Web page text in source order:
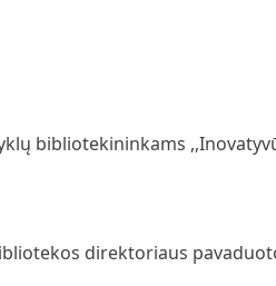
bibliotekininkams
direktoriaus